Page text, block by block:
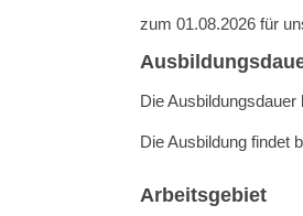
zum 01.08.2026 für
Die Ausbildungsdauer
Die Ausbildung findet
Arbeitsgebiet